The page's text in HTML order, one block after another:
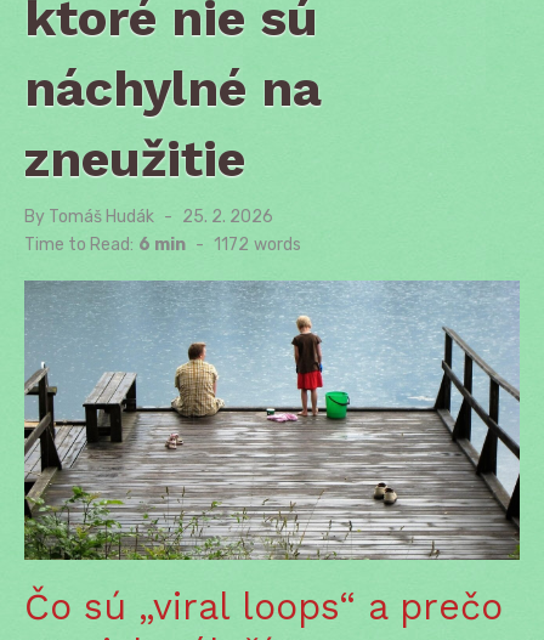
ktoré nie sú
náchylné na
zneužitie
By Tomáš Hudák
Posted
on
25. 2. 2026
Time to Read: 6 min - 1172 words
Čo sú „viral loops“ a prečo